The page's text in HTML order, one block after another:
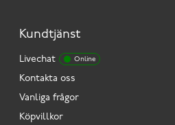
Kundtjänst
Livechat Online
Kontakta oss
Vanliga frågor
Köpvillkor